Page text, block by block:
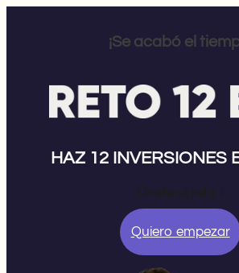
¡Se acabó el
HAZ 12 INVERSIONES
Quiero empezar